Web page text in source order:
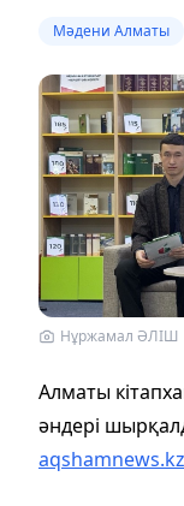
Мәдени Алматы
Нұржамал ӘЛІШ
Алматы
әндері
aqshamnews.kz